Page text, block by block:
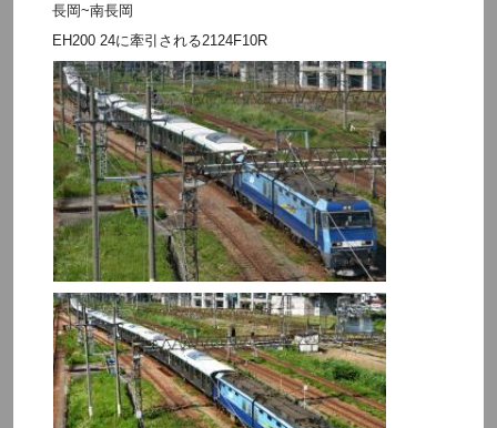
長岡~南長岡
EH200 24に牽引される2124F10R